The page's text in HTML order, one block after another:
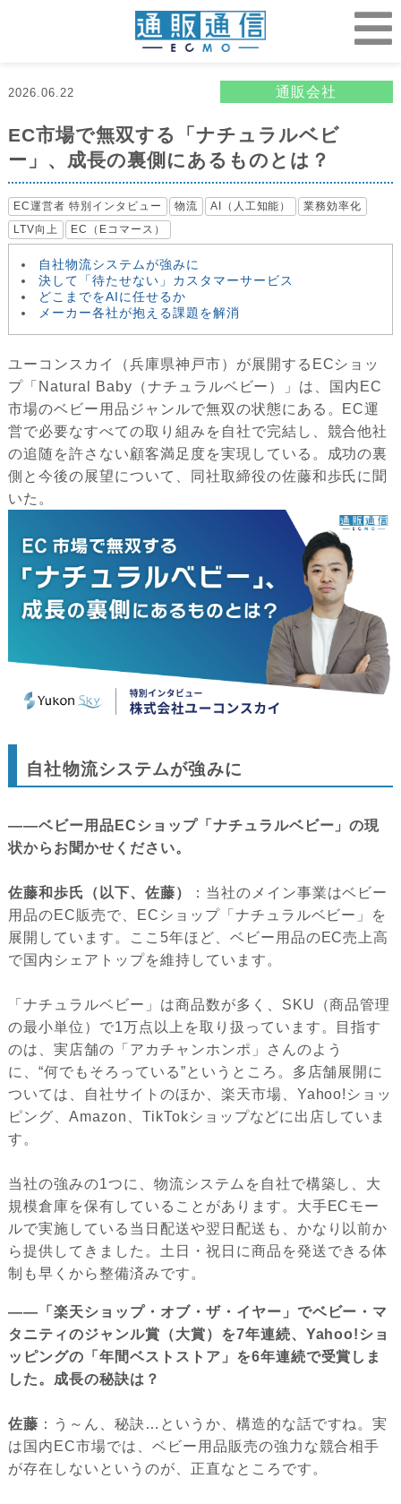
2026.06.22 通販会社
EC市場で無双する「ナチュラルベビ
ー」、成長の裏側にあるものとは？
EC運営者 特別インタビュー 物流 AI（人工知能）
業務効率化
LTV向上
EC（Eコマース）
自社物流システムが強みに
決して「待たせない」カスタマーサービス
どこまでをAIに任せるか
メーカー各社が抱える課題を解消
ユーコンスカイ（兵庫県神戸市）が展開するECショッ
プ「Natural Baby（ナチュラルベビー）」は、国内EC
市場のベビー用品ジャンルで無双の状態にある。EC運
営で必要なすべての取り組みを自社で完結し、競合他社
の追随を許さない顧客満足度を実現している。成功の裏
側と今後の展望について、同社取締役の佐藤和歩氏に聞
いた。
自社物流システムが強みに
――ベビー用品ECショップ「ナチュラルベビー」の現
状からお聞かせください。
佐藤和歩氏（以下、佐藤）
：当社のメイン事業はベビー
用品のEC販売で、ECショップ「ナチュラルベビー」を
展開しています。ここ5年ほど、ベビー用品のEC売上高
で国内シェアトップを維持しています。
「ナチュラルベビー」は商品数が多く、SKU（商品管理
の最小単位）で1万点以上を取り扱っています。目指す
のは、実店舗の「アカチャンホンポ」さんのよう
に、“何でもそろっている”というところ。多店舗展開に
ついては、自社サイトのほか、楽天市場、Yahoo!ショッ
ピング、Amazon、TikTokショップなどに出店していま
す。
当社の強みの1つに、物流システムを自社で構築し、大
規模倉庫を保有していることがあります。大手ECモー
ルで実施している当日配送や翌日配送も、かなり以前か
ら提供してきました。土日・祝日に商品を発送できる体
制も早くから整備済みです。
――「楽天ショップ・オブ・ザ・イヤー」でベビー・マ
タニティのジャンル賞（大賞）を7年連続、Yahoo!ショ
ッピングの「年間ベストストア」を6年連続で受賞しま
した。成長の秘訣は？
佐藤 ：う～ん、秘訣…というか、構造的な話ですね。実
は国内EC市場では、ベビー用品販売の強力な競合相手
が存在しないというのが、正直なところです。